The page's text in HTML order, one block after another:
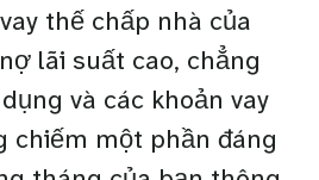
thế chấp nhà của
lãi suất cao, chẳng
và các khoản vay
chiếm một phần đáng